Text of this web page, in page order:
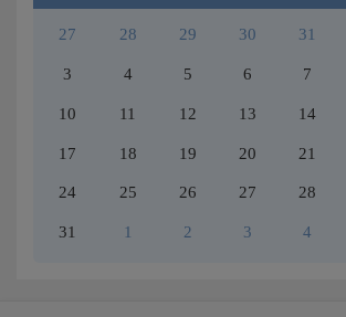
27 28 29 30 31
3 4 5 6 7
10 11 12 13 14
17 18 19 20 21
24 25 26 27 28
31 1 2 3 4